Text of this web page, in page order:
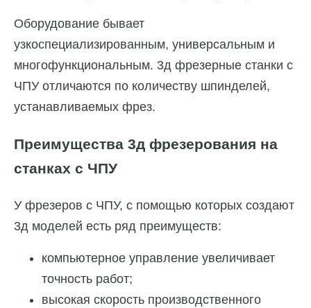
Оборудование бывает
узкоспециализированным, универсальным и
многофункциональным. 3д фрезерные станки с
ЧПУ отличаются по количеству шпинделей,
устанавливаемых фрез.
Преимущества 3д фрезерования на
станках с ЧПУ
У фрезеров с ЧПУ, с помощью которых создают
3д моделей есть ряд преимуществ:
компьютерное управление увеличивает
точность работ;
высокая скорость производственного